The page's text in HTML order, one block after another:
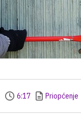
6:17 Priopćenje